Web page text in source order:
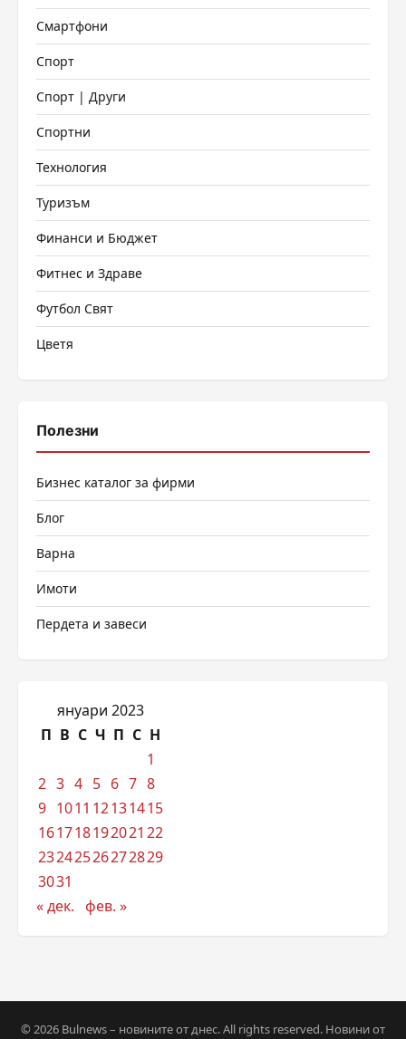
Смартфони
Спорт
Спорт | Други
Спортни
Технология
Туризъм
Финанси и Бюджет
Фитнес и Здраве
Футбол Свят
Цветя
Полезни
Бизнес каталог за фирми
Блог
Варна
Имоти
Пердета и завеси
януари 2023
П В С Ч П С Н
1
2 3 4 5 6 7 8
9 1011 12131415
161718192021 22
23242526272829
3031
« дек. фев. »
© 2026 Bulnews – новините от днес. All rights reserved. Новини от